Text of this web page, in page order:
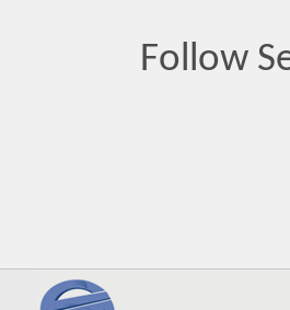
Follow